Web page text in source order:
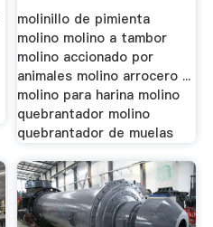
molinillo de pimienta
molino molino a tambor
molino accionado por
animales molino arrocero ...
molino para harina molino
quebrantador molino
quebrantador de muelas